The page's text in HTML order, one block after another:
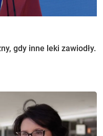
gdy inne leki zawiodły.